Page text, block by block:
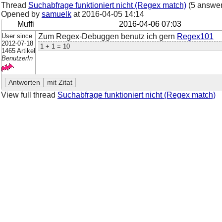
Thread Suchabfrage funktioniert nicht (Regex match) (5
Opened by samuelk at 2016-04-05 14:14
Muffi
2016-04-06 07:03
User since
2012-07-18
1465 Artikel
BenutzerIn
Zum Regex-Debuggen benutz ich gern Regex101
1 + 1 = 10
View full thread Suchabfrage funktioniert nicht (Regex match)